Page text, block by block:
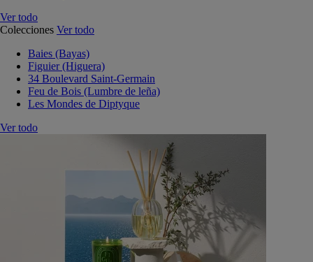
Ver todo
Colecciones Ver todo
Baies (Bayas)
Figuier (Higuera)
34 Boulevard Saint-Germain
Feu de Bois (Lumbre de leña)
Les Mondes de Diptyque
Ver todo